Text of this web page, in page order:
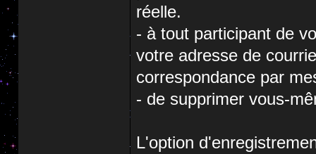
réelle.
- à tout participant de
votre adresse de
correspondance par
- de supprimer vous-
L'option